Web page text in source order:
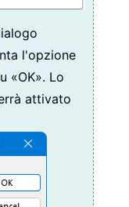
l'opzione
«OK». Lo
attivato